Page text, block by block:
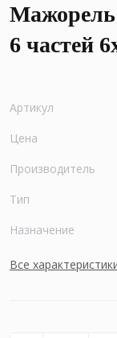
Мажорель
6 частей
Артикул
Цена
Производитель
Тип
Назначение
Все